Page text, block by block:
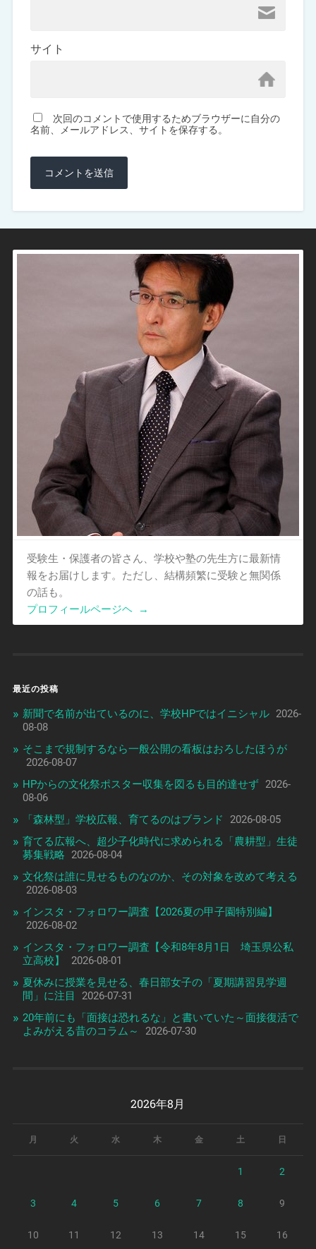
サイト
次回のコメントで使用するためブラウザーに自分の
名前、メールアドレス、サイトを保存する。
受験生・保護者の皆さん、学校や塾の先生方に最新情
報をお届けします。ただし、結構頻繁に受験と無関係
の話も。
プロフィールページヘ
→
最近の投稿
新聞で名前が出ているのに、学校HPではイニシャル 2026-
08-08
そこまで規制するなら一般公開の看板はおろしたほうが
2026-08-07
HPからの文化祭ポスター収集を図るも目的達せず 2026-
08-06
「森林型」学校広報、育てるのはブランド
2026-08-05
育てる広報へ、超少子化時代に求められる「農耕型」生徒
募集戦略
2026-08-04
文化祭は誰に見せるものなのか、その対象を改めて考える
2026-08-03
インスタ・フォロワー調査【2026夏の甲子園特別編】
2026-08-02
インスタ・フォロワー調査【令和8年8月1日 埼玉県公私
立高校】
2026-08-01
夏休みに授業を見せる、春日部女子の「夏期講習見学週
間」に注目
2026-07-31
20年前にも「面接は恐れるな」と書いていた～面接復活で
よみがえる昔のコラム～
2026-07-30
2026年8月
月 火 水 木 金 土 日
1 2
3 4 5 6 7 8 9
10 11 12 13 14 15 16